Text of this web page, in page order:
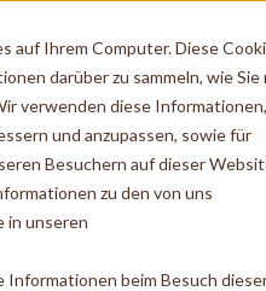
auf Ihrem Computer. Diese
darüber zu sammeln, wie Sie
verwenden diese
und anzupassen, sowie für
Besuchern auf dieser
zu den von uns
in unseren
Informationen beim Besuch